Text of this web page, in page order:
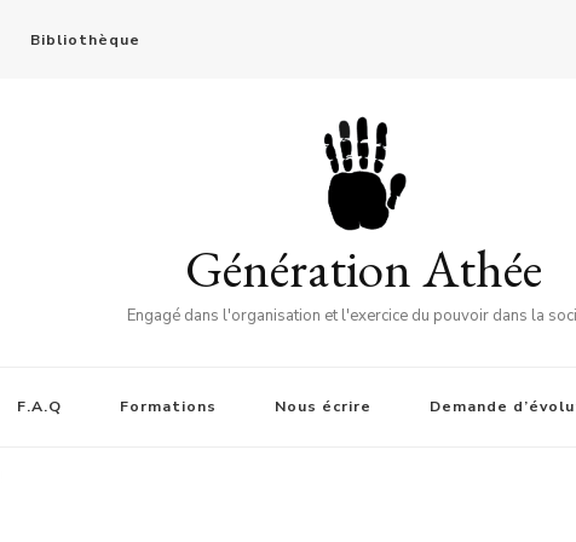
Bibliothèque
Génération Athée
Engagé dans l'organisation et l'exercice du pouvoir dans la
F.A.Q Formations Nous écrire Demande